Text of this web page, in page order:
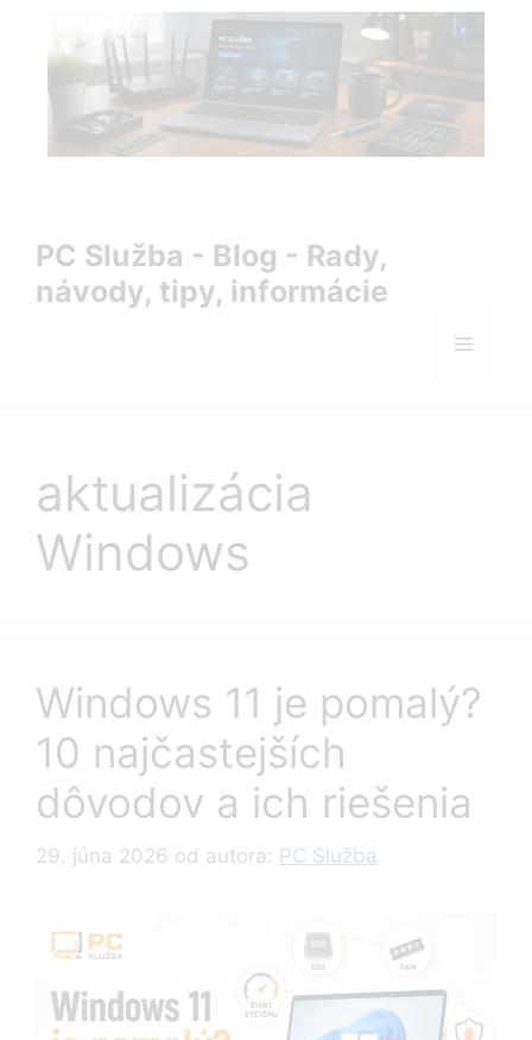
PC Služba - Blog - Rady,
návody, tipy, informácie
Menu
aktualizácia
Windows
Windows 11 je pomalý?
10 najčastejších
dôvodov a ich riešenia
29. júna 2026 od autora: PC Služba